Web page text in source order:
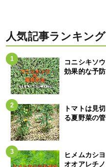
人気記事ランキング
コニシキソ
効果的な予
トマトは見
る夏野菜の
ヒメムカシ
オオアレチ